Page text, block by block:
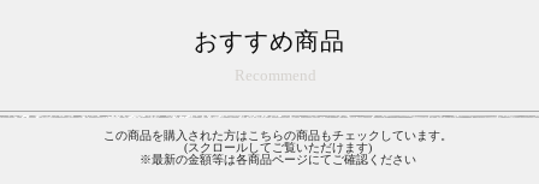
おすすめ商品
Recommend
この商品を購入された方はこちらの商品もチェックしています。
(スクロールしてご覧いただけます)
※最新の金額等は各商品ページにてご確認ください